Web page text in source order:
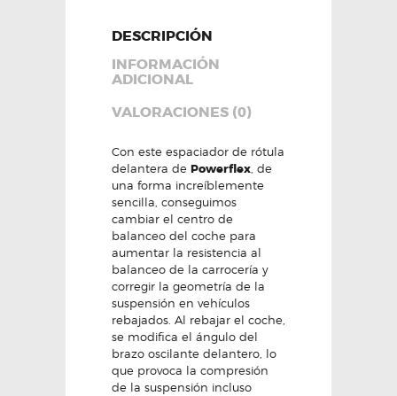
DESCRIPCIÓN
INFORMACIÓN
ADICIONAL
VALORACIONES (0)
Con este espaciador de rótula
delantera de Powerflex, de
una forma increíblemente
sencilla, conseguimos
cambiar el centro de
balanceo del coche para
aumentar la resistencia al
balanceo de la carrocería y
corregir la geometría de la
suspensión en vehículos
rebajados. Al rebajar el coche,
se modifica el ángulo del
brazo oscilante delantero, lo
que provoca la compresión
de la suspensión incluso